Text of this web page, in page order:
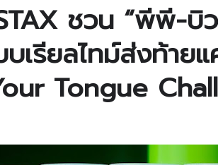
ชวน “พีพี-บิ
เรียลไทม์ส่งท้าย
Tongue